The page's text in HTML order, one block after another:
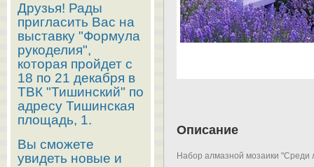
Описание
Набор алмазной мозаики "Среди
Друзья! Рады
пригласить Вас на
выставку "Формула
рукоделия",
которая пройдет с
18 по 21 декабря в
ТВК "Тишинский" по
адресу Тишинская
площадь, 1.
Вы сможете
увидеть новые и